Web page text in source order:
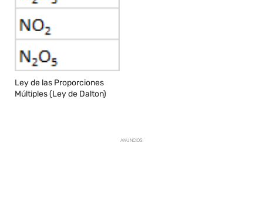
Ley de las Proporciones
Múltiples (Ley de Dalton)
ANUNCIOS